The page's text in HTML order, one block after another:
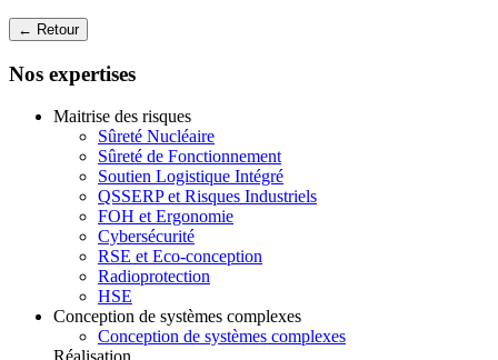
← Retour
Nos expertises
Maitrise des risques
Sûreté Nucléaire
Sûreté de Fonctionnement
Soutien Logistique Intégré
QSSERP et Risques Industriels
FOH et Ergonomie
Cybersécurité
RSE et Eco-conception
Radioprotection
HSE
Conception de systèmes complexes
Conception de systèmes complexes